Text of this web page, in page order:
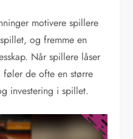
motivere spillere
og fremme en
Når spillere låser
føler de ofte en større
investering i spillet.